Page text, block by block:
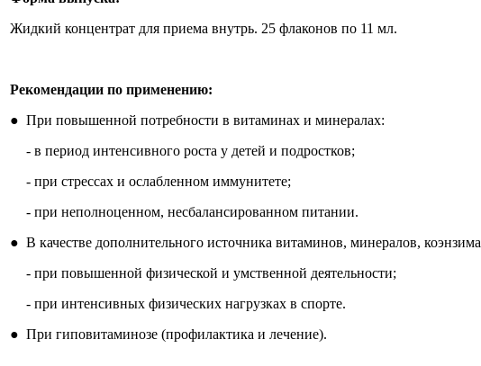
Жидкий концентрат для приема внутрь. 25 флаконов по 11 мл.
Рекомендации по применению:
● При повышенной потребности в витаминах и минералах:
- в период интенсивного роста у детей и подростков;
- при стрессах и ослабленном иммунитете;
- при неполноценном, несбалансированном питании.
● В качестве дополнительного источника витаминов, минералов, коэнзима
- при повышенной физической и умственной деятельности;
- при интенсивных физических нагрузках в спорте.
● При гиповитаминозе (профилактика и лечение).